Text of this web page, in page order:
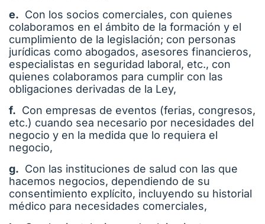
e. Con los socios comerciales, con quienes
colaboramos en el ámbito de la formación y el
cumplimiento de la legislación; con personas
jurídicas como abogados, asesores financieros,
especialistas en seguridad laboral, etc., con
quienes colaboramos para cumplir con las
obligaciones derivadas de la Ley,
f. Con empresas de eventos (ferias, congresos,
etc.) cuando sea necesario por necesidades del
negocio y en la medida que lo requiera el
negocio,
g. Con las instituciones de salud con las que
hacemos negocios, dependiendo de su
consentimiento explícito, incluyendo su historial
médico para necesidades comerciales,